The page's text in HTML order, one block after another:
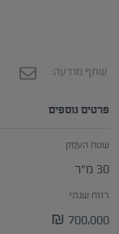
שתף מודעה:
פרטים נוספים
שטח העסק
30 מ״ר
רווח שנתי
700,000 ₪